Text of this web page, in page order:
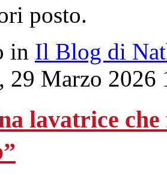
posto.
in Il Blog di
29 Marzo 2026
lavatrice